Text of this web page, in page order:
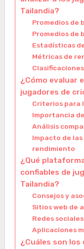
Tailandia?
Promedios de
Promedios de
Estadísticas
Métricas de
¿Cómo evaluar
jugadores de
Criterios para
Importancia
Análisis
Impacto de
rendimiento
¿Qué
confiables de
Tailandia?
Consejos y
Sitios web de
Redes
Aplicaciones
¿Cuáles son los